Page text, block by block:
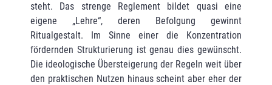
steht. Das strenge Reglement bildet quasi eine
eigene „Lehre“, deren Befolgung gewinnt
Ritualgestalt. Im Sinne einer die Konzentration
fördernden Strukturierung ist genau dies gewünscht.
Die ideologische Übersteigerung der Regeln weit über
den praktischen Nutzen hinaus scheint aber eher der